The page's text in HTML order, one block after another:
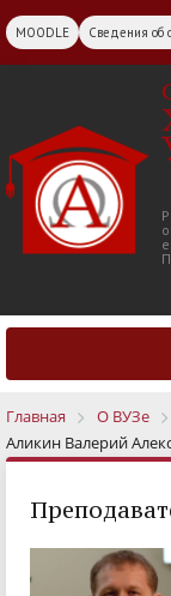
MOODLE Сведения об
Главная О ВУЗе
Аликин Валерий